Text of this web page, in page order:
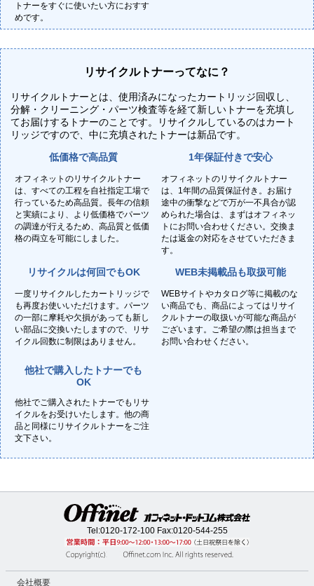
トナーをすぐに使いたい方におすす
めです。
リサイクルトナーってなに？
リサイクルトナーとは、使用済みになったカートリッジ回収し、
分解・クリーニング・パーツ検査等を経て新しいトナーを充填し
てお届けするトナーのことです。リサイクルしているのはカート
リッジですので、中に充填されたトナーは新品です。
低価格で高品質
オフィネットのリサイクルトナー
は、すべての工程を自社指定工場で
行っているため高品質。長年の信頼
と実績により、より低価格でパーツ
の調達が行えるため、高品質と低価
格の両立を可能にしました。
1年保証付きで安心
オフィネットのリサイクルトナー
は、1年間の品質保証付き。お届け
途中の衝撃などで万が一不具合が認
められた場合は、まずはオフィネッ
トにお問い合わせください。交換ま
たは返金の対応をさせていただきま
す。
リサイクルは何回でもOK
一度リサイクルしたカートリッジで
も再度お使いいただけます。パーツ
の一部に摩耗や欠損があっても新し
い部品に交換いたしますので、リサ
イクル回数に制限はありません。
WEB未掲載品も取扱可能
WEBサイトやカタログ等に掲載のな
い商品でも、商品によってはリサイ
クルトナーの取扱いが可能な商品が
ございます。ご希望の際は担当まで
お問い合わせください。
他社で購入したトナーでも
OK
他社でご購入されたトナーでもリサ
イクルをお受けいたします。他の商
品と同様にリサイクルトナーをご注
文下さい。
Tel:0120-172-100Fax:0120-544-255
会社概要